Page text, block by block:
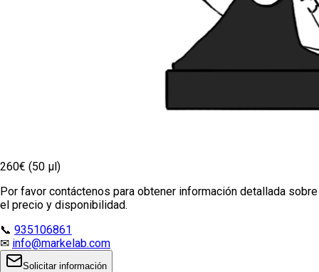
260€ (50 µl)
Por favor contáctenos para obtener información detallada sobre
el precio y disponibilidad.
📞 935106861
✉ info@markelab.com
Solicitar información